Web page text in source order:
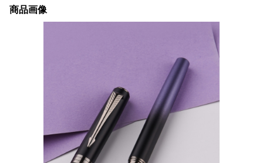
商品画像